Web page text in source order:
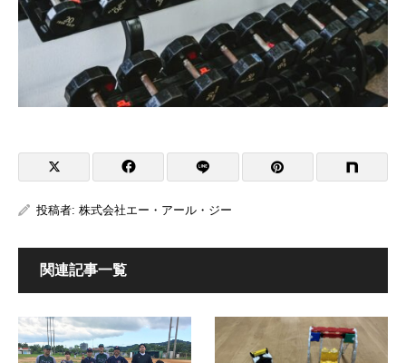
投稿者: 株式会社エー・アール・ジー
関連記事一覧